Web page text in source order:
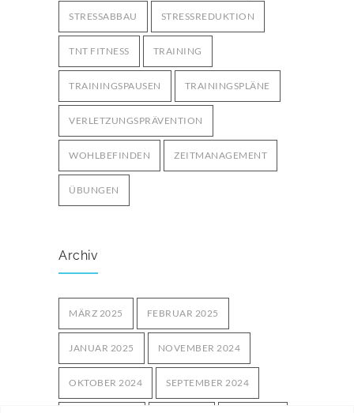
STRESSABBAU STRESSREDUKTION
TNT FITNESS TRAINING
TRAININGSPAUSEN TRAININGSPLÄNE
VERLETZUNGSPRÄVENTION
WOHLBEFINDEN ZEITMANAGEMENT
ÜBUNGEN
Archiv
MÄRZ 2025 FEBRUAR 2025
JANUAR 2025 NOVEMBER 2024
OKTOBER 2024 SEPTEMBER 2024